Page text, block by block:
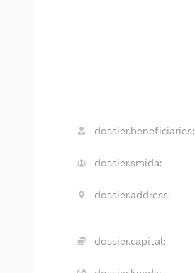
dossier.beneficiaries:
dossier.smida:
dossier.address:
dossier.capital: